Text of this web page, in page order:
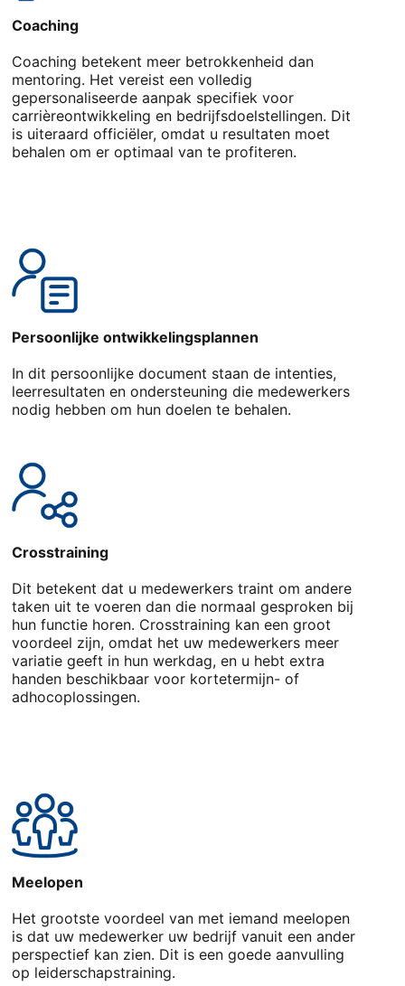
Coaching
Coaching betekent meer betrokkenheid dan
mentoring. Het vereist een volledig
gepersonaliseerde aanpak specifiek voor
carrièreontwikkeling en bedrijfsdoelstellingen. Dit
is uiteraard officiëler, omdat u resultaten moet
behalen om er optimaal van te profiteren.
Persoonlijke ontwikkelingsplannen
In dit persoonlijke document staan de intenties,
leerresultaten en ondersteuning die medewerkers
nodig hebben om hun doelen te behalen.
Crosstraining
Dit betekent dat u medewerkers traint om andere
taken uit te voeren dan die normaal gesproken bij
hun functie horen. Crosstraining kan een groot
voordeel zijn, omdat het uw medewerkers meer
variatie geeft in hun werkdag, en u hebt extra
handen beschikbaar voor kortetermijn- of
adhocoplossingen.
Meelopen
Het grootste voordeel van met iemand meelopen
is dat uw medewerker uw bedrijf vanuit een ander
perspectief kan zien. Dit is een goede aanvulling
op leiderschapstraining.